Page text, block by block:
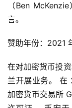
首
快
（Ben
言。
赞助年份：2021
在对加密货币投
兰开展业务。 在
加密货币交易所